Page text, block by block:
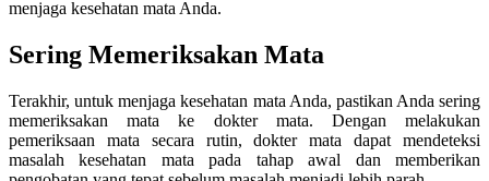
menjaga kesehatan mata Anda.
Sering Memeriksakan Mata
Terakhir, untuk menjaga kesehatan mata Anda, pastikan Anda sering
memeriksakan mata ke dokter mata. Dengan melakukan
pemeriksaan mata secara rutin, dokter mata dapat mendeteksi
masalah kesehatan mata pada tahap awal dan memberikan